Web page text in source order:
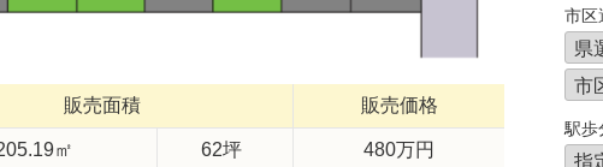
販売面積 販売価格
㎡ 62坪 480万円
市区
駅歩